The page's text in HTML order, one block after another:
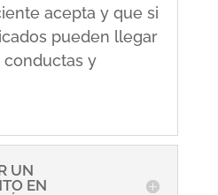
acepta y que si
pueden llegar
y
UN
EN